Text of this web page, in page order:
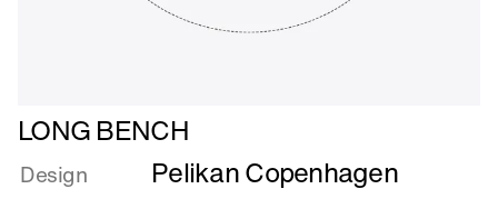
Læs
mere
om
LONG BENCH
Design Pelikan Copenhagen